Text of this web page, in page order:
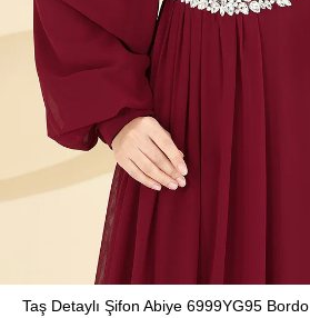
Taş Detaylı Şifon Abiye 6999YG95 Bordo